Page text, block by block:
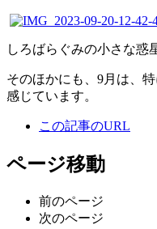
しろばらぐみの小さな惑
そのほかにも、9月は、
感じています。
この記事のURL
ページ移動
前のページ
次のページ